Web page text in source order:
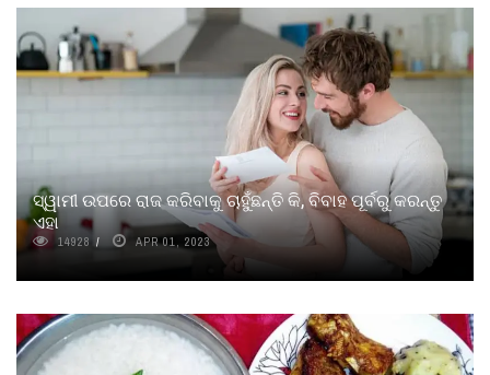
ସ୍ୱାମୀ ଉପରେ ରାଜ କରିବାକୁ ଚାହୁଁଛନ୍ତି କି, ବିବାହ ପୂର୍ବରୁ କରନ୍ତୁ
ଏହା
14928 APR 01, 2023